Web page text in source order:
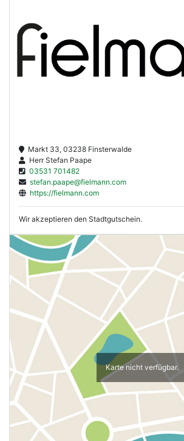
Markt 33, 03238 Finsterwalde
Herr Stefan Paape
03531 701482
stefan.paape@fielmann.com
https://fielmann.com
Wir akzeptieren den Stadtgutschein.
Karte nicht verfügbar.